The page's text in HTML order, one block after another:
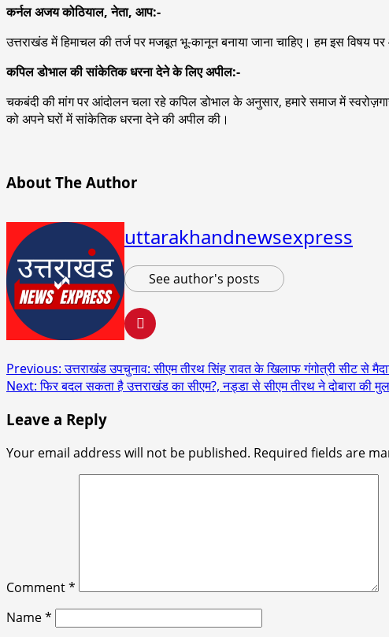
कर्नल अजय कोठियाल, नेता, आप:-
उत्तराखंड में हिमाचल की तर्ज पर मजबूत भू-कानून बनाया जाना चाहिए। हम इस
कपिल डोभाल की सांकेतिक धरना देने के लिए अपील:-
चकबंदी की मांग पर आंदोलन चला रहे कपिल डोभाल के अनुसार, हमारे समाज में
को अपने घरों में सांकेतिक धरना देने की अपील की।
About The Author
uttarakhandnewsexpress
See author's posts
Post
navigation
Previous:उत्तराखंड उपचुनाव: सीएम तीरथ सिंह रावत के खिलाफ गंगोत्री सीट से
Next:फिर बदल सकता है उत्तराखंड का सीएम?, नड्डा से सीएम तीरथ ने दोबारा की
Leave a Reply
Your email address will not be published. Required fields are
Comment*
Name*